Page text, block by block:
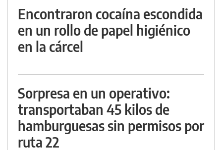
Encontraron cocaína escondida
en un rollo de papel higiénico
en la cárcel
Sorpresa en un operativo:
transportaban 45 kilos de
hamburguesas sin permisos por
ruta 22